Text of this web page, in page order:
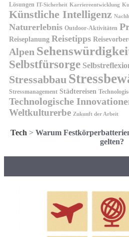
Lösungen IT-Sicherheit Karriereentwicklung
Künstliche Intelligenz
Naturerlebnis Outdoor-Aktivitäten
Reiseplanung Reisetipps
Alpen
Selbstfürsorge
Stressabbau
Stressmanagement Städtereisen
Technologische
Weltkulturerbe Zukunft der Arbeit
Tech > Warum
gelten?